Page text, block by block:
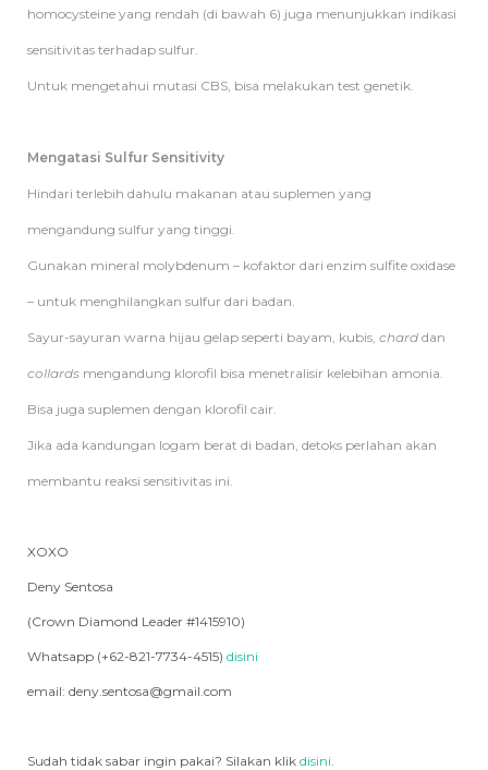
homocysteine yang rendah (di bawah 6) juga menunjukkan indikasi
sensitivitas terhadap sulfur.
Untuk mengetahui mutasi CBS, bisa melakukan test genetik.
Mengatasi Sulfur Sensitivity
Hindari terlebih dahulu makanan atau suplemen yang
mengandung sulfur yang tinggi.
Gunakan mineral molybdenum – kofaktor dari enzim sulfite oxidase
– untuk menghilangkan sulfur dari badan.
Sayur-sayuran warna hijau gelap seperti bayam, kubis, chard dan
collards mengandung klorofil bisa menetralisir kelebihan amonia.
Bisa juga suplemen dengan klorofil cair.
Jika ada kandungan logam berat di badan, detoks perlahan akan
membantu reaksi sensitivitas ini.
XOXO
Deny Sentosa
(Crown Diamond Leader #1415910)
Whatsapp (+62-821-7734-4515) disini
email: deny.sentosa@gmail.com
Sudah tidak sabar ingin pakai? Silakan klik disini